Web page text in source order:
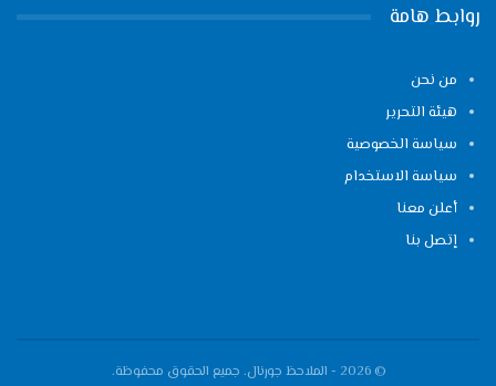
روابط هامة
من نحن
هيئة التحرير
سياسة الخصوصية
سياسة الاستخدام
أعلن معنا
إتصل بنا
© 2026 - الملاحظ جورنال. جميع الحقوق محفوظة.